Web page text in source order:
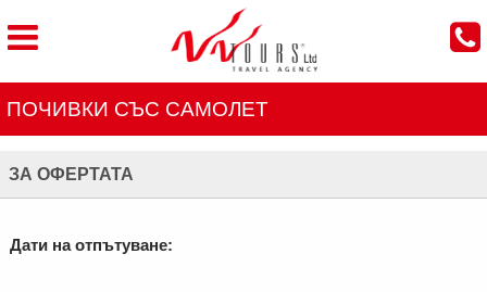
ПОЧИВКИ СЪС САМОЛЕТ
ЗА ОФЕРТАТА
Дати на отпътуване: